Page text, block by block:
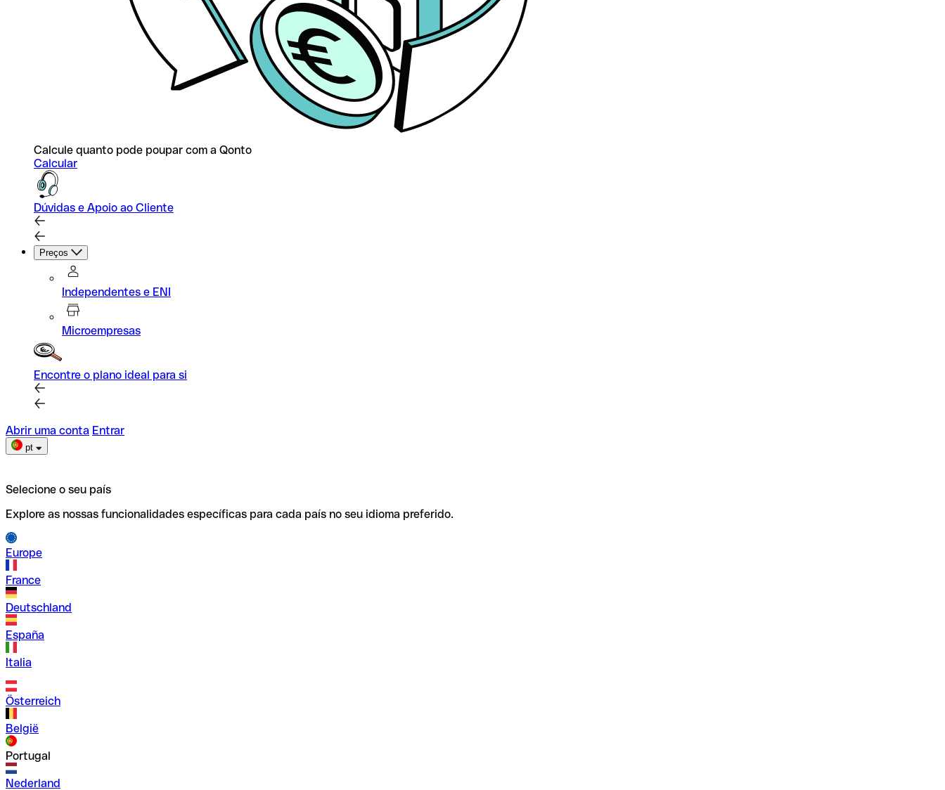
Calcule quanto pode poupar com a Qonto
Calcular
Dúvidas e Apoio ao Cliente
Preços
Independentes e ENI
Microempresas
Encontre o plano ideal para si
Abrir uma conta Entrar
pt
Selecione o seu país
Explore as nossas funcionalidades específicas para cada país no seu idioma preferido.
Europe
France
Deutschland
España
Italia
Österreich
België
Portugal
Nederland